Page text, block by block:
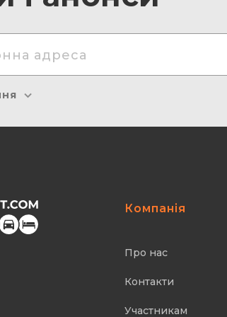
Компанія
Про нас
Контакти
Участникам